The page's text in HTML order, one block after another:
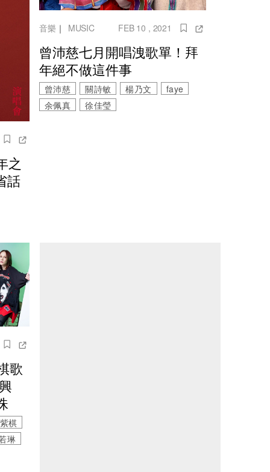
之
話
音樂 ｜ MUSIC FEB 10 , 2021
曾沛慈七月開唱洩歌單！拜
年絕不做這件事
曾沛慈 關詩敏 楊乃文
faye
余佩真
徐佳瑩
歌
棋
琳